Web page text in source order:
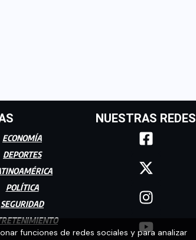
ECONOMÍA
DEPORTES
POLÍTICA
SEGURIDAD
NUESTRAS REDES
funciones de redes sociales y para analizar